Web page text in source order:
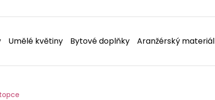
Umělé květiny Bytové doplňky Aranžérský materiál